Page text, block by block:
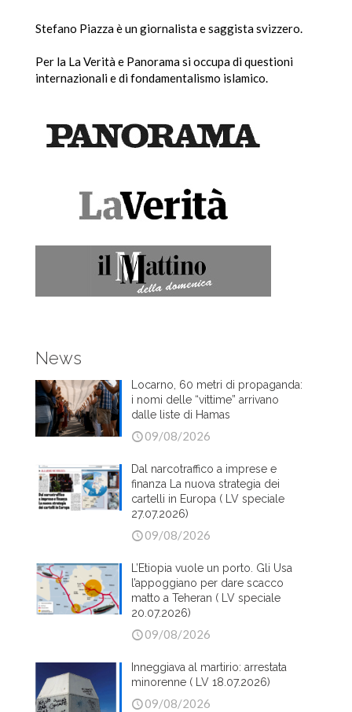
Stefano Piazza è un giornalista e saggista svizzero.
Per la La Verità e Panorama si occupa di questioni
internazionali e di fondamentalismo islamico.
News
Locarno, 60 metri di propaganda:
i nomi delle “vittime” arrivano
dalle liste di Hamas
09/08/2026
Dal narcotraffico a imprese e
finanza La nuova strategia dei
cartelli in Europa ( LV speciale
27.07.2026)
09/08/2026
L’Etiopia vuole un porto. Gli Usa
l’appoggiano per dare scacco
matto a Teheran ( LV speciale
20.07.2026)
09/08/2026
Inneggiava al martirio: arrestata
minorenne ( LV 18.07.2026)
09/08/2026